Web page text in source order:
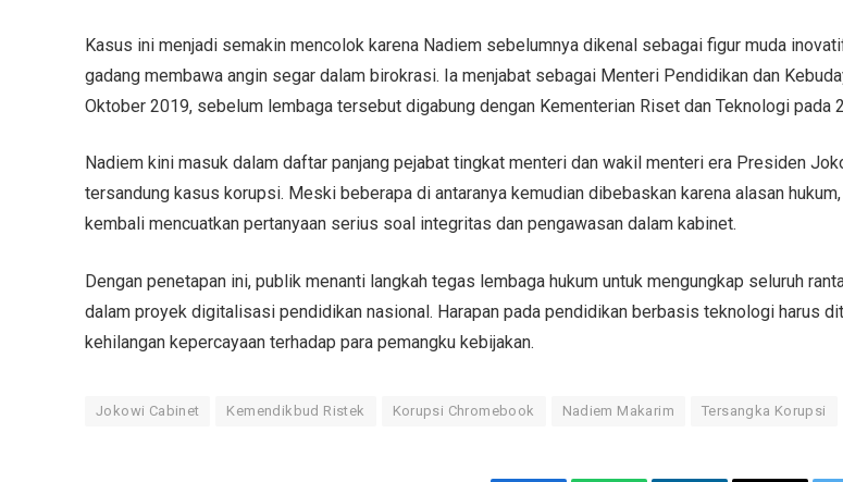
Kasus ini menjadi semakin mencolok karena Nadiem sebelumnya dikenal sebagai figur muda
gadang membawa angin segar dalam birokrasi. Ia menjabat sebagai Menteri Pendidikan dan
Oktober 2019, sebelum lembaga tersebut digabung dengan Kementerian Riset dan Teknologi pada
Nadiem kini masuk dalam daftar panjang pejabat tingkat menteri dan wakil menteri era Presiden
tersandung kasus korupsi. Meski beberapa di antaranya kemudian dibebaskan karena alasan
kembali mencuatkan pertanyaan serius soal integritas dan pengawasan dalam kabinet.
Dengan penetapan ini, publik menanti langkah tegas lembaga hukum untuk mengungkap seluruh
dalam proyek digitalisasi pendidikan nasional. Harapan pada pendidikan berbasis teknologi harus
kehilangan kepercayaan terhadap para pemangku kebijakan.
Jokowi Cabinet Kemendikbud Ristek Korupsi Chromebook Nadiem Makarim Tersangka Korupsi